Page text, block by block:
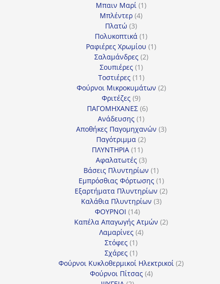
προϊόντα
Μπαιν Μαρί 11
Μπλέντερ 44
Πλατώ 33
προϊόντα
Πολυκοπτικά 11
προϊόν
Ραφιέρες Χρωμίου 11
Σαλαμάνδρες 22
Σουπιέρες 11
προϊόν
Τοστιέρες 1111
προϊόντα
Φούρνοι Μικροκυμάτων 22
Φριτέζες 99
προϊόντα
ΠΑΓΟΜΗΧΑΝΕΣ 66
Ανάδευσης 11
προϊόν
Αποθήκες Παγομηχανών 33
Παγότριμμα 22
ΠΛΥΝΤΗΡΙΑ 1111
προϊόντα
Αφαλατωτές 33
προϊόντα
Βάσεις Πλυντηρίων 11
προϊόν
Εμπρόσθιας Φόρτωσης 11
προϊόν
Εξαρτήματα Πλυντηρίων 22
Καλάθια Πλυντηρίων 33
ΦΟΥΡΝΟΙ 1414
προϊόντα
Καπέλα Απαγωγής Ατμών 22
Λαμαρίνες 44
Στόφες 11
προϊόν
Σχάρες 11
προϊόν
Φούρνοι Κυκλοθερμικοί Ηλεκτρικοί 22
Φούρνοι Πίτσας 44